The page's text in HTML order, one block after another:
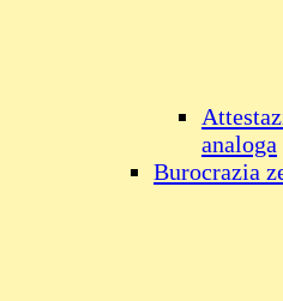
analoga
Burocrazia